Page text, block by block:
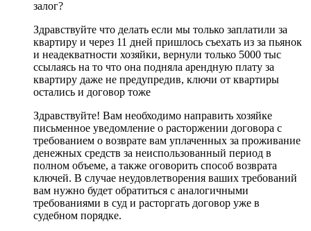
залог?
Здравствуйте что делать если мы только заплатили за
квартиру и через 11 дней пришлось съехать из за пьянок
и неадекватности хозяйки, вернули только 5000 тыс
ссылаясь на то что она подняла арендную плату за
квартиру даже не предупредив, ключи от квартиры
остались и договор тоже
Здравствуйте! Вам необходимо направить хозяйке
письменное уведомление о расторжении договора с
требованием о возврате вам уплаченных за проживание
денежных средств за неиспользованный период в
полном объеме, а также оговорить способ возврата
ключей. В случае неудовлетворения ваших требований
вам нужно будет обратиться с аналогичными
требованиями в суд и расторгать договор уже в
судебном порядке.